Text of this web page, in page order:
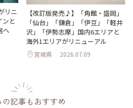
リニ
ンと
へ
【改訂版発売♪】「角館・盛岡」
「仙台」「鎌倉」「伊豆」「軽井
沢」「伊勢志摩」国内6エリアと
海外1エリアがリニューアル
宮城県 2026.07.09
の記事もおすすめ